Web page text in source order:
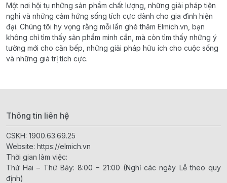
Một nơi hội tụ những sản phẩm chất lượng, những giải pháp tiện
nghi và những cảm hứng sống tích cực dành cho gia đình hiện
đại. Chúng tôi hy vọng rằng mỗi lần ghé thăm Elmich.vn, bạn
không chỉ tìm thấy sản phẩm mình cần, mà còn tìm thấy những ý
tưởng mới cho căn bếp, những giải pháp hữu ích cho cuộc sống
và những giá trị tích cực.
Thông tin liên hệ
CSKH: 1900.63.69.25
Website: https://elmich.vn
Thời gian làm việc:
Thứ Hai – Thứ Bảy: 8:00 – 21:00 (Nghỉ các ngày Lễ theo quy
định)